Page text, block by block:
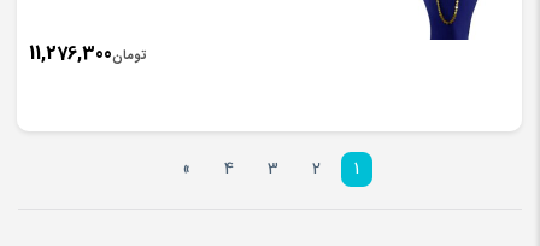
تومان11,276,300
1
2
3
4
»